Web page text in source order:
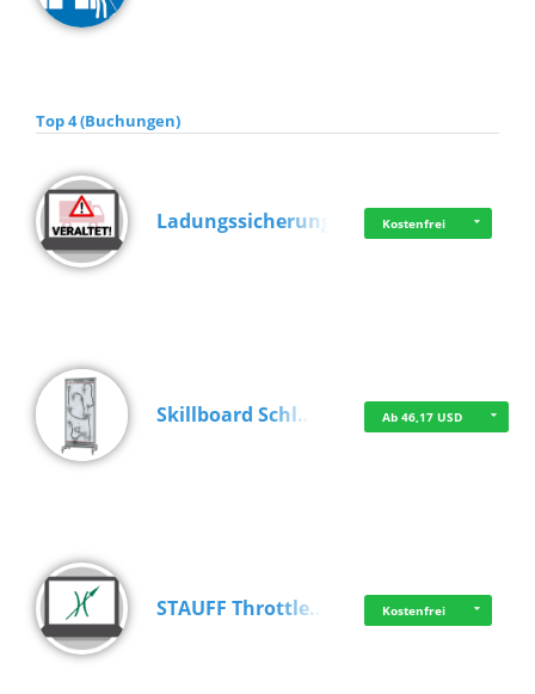
Top 4 (Buchungen)
Ladungssicherung Kostenfrei
Skillboard Schl… Ab 46,17 USD
STAUFF Throttle… Kostenfrei